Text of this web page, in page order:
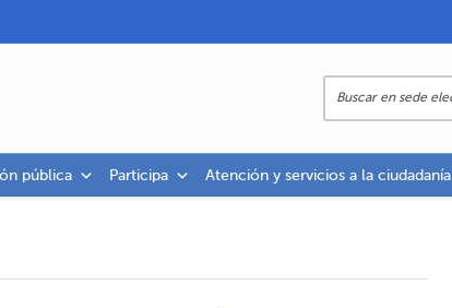
pública Participa Atención y servicios a la ciudadanía